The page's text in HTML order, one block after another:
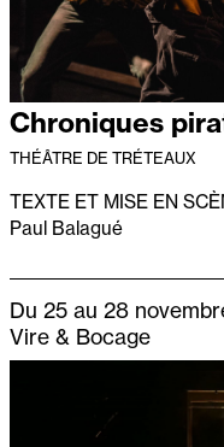
Chroniques
THÉÂTRE DE TRÉTEAUX
TEXTE ET MISE EN
Paul Balagué
Du 25 au 28
Vire & Bocage